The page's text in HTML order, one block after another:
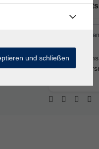
MS©
MS©
Online-
und schließen